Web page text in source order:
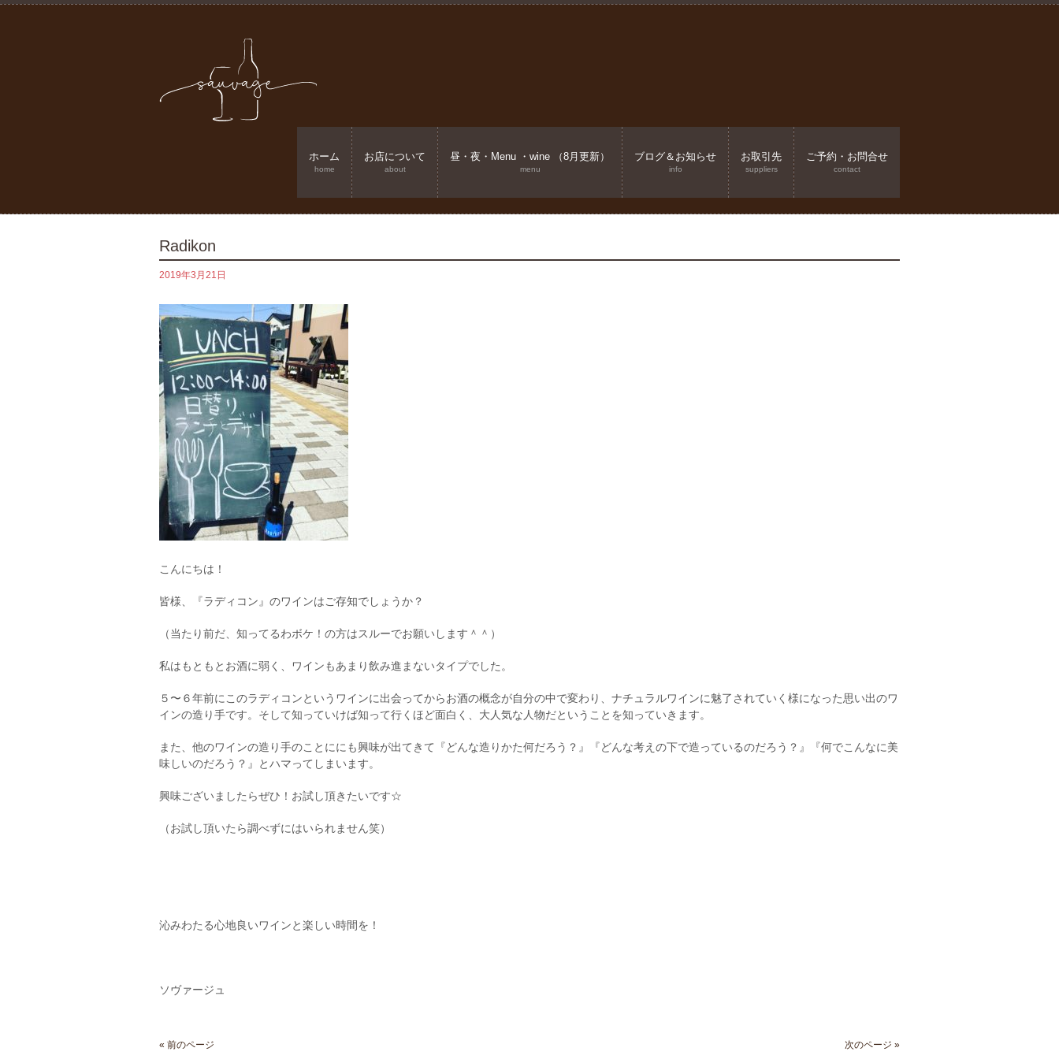
ホーム
home
お店について
about
昼・夜・Menu ・wine （8月更新）
menu
ブログ＆お知らせ
info
お取引先
suppliers
ご予約・お問合せ
contact
Radikon
2019年3月21日
こんにちは！
皆様、『ラディコン』のワインはご存知でしょうか？
（当たり前だ、知ってるわボケ！の方はスルーでお願いします＾＾）
私はもともとお酒に弱く、ワインもあまり飲み進まないタイプでした。
５〜６年前にこのラディコンというワインに出会ってからお酒の概念が自分の中で変わり、ナチュラルワインに魅了されていく様になった思い出のワ
インの造り手です。そして知っていけば知って行くほど面白く、大人気な人物だということを知っていきます。
また、他のワインの造り手のことににも興味が出てきて『どんな造りかた何だろう？』『どんな考えの下で造っているのだろう？』『何でこんなに美
味しいのだろう？』とハマってしまいます。
興味ございましたらぜひ！お試し頂きたいです☆
（お試し頂いたら調べずにはいられません笑）
沁みわたる心地良いワインと楽しい時間を！
ソヴァージュ
« 前のページ 次のページ »